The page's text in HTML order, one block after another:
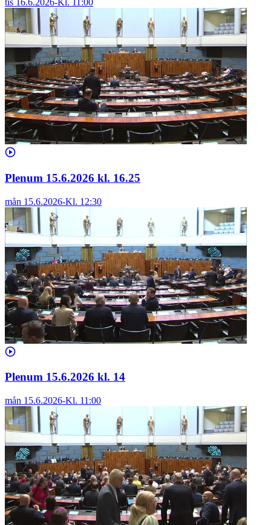
tis 16.6.2026-Kl. 11:00
Plenum 15.6.2026 kl. 16.25
mån 15.6.2026-Kl. 12:30
Plenum 15.6.2026 kl. 14
mån 15.6.2026-Kl. 11:00